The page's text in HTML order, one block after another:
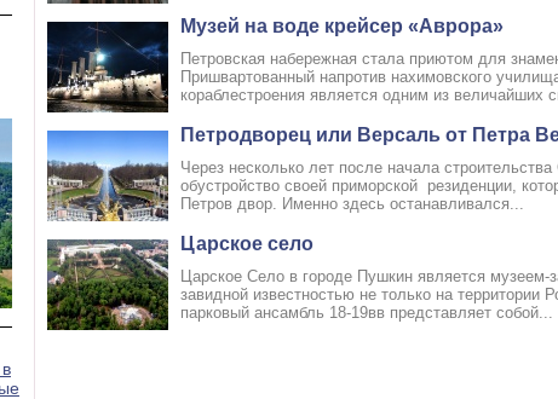
Музей на воде крейсер «Аврора»
Петровская набережная стала приютом для
Пришвартованный напротив нахимовского
кораблестроения является одним из величайших
Петродворец или Версаль от Петра
Через несколько лет после начала
обустройство своей приморской резиденции,
Петров двор. Именно здесь останавливался...
Царское село
Царское Село в городе Пушкин является музеем-
завидной известностью не только на территории
парковый ансамбль 18-19вв представляет собой...